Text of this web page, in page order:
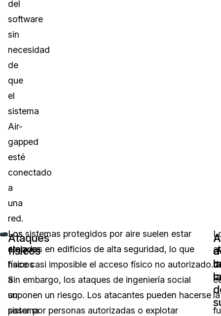
del
software
sin
necesidad
de
que
el
sistema
Air-
gapped
esté
conectado
a
una
red.
Ataques
físicos
Los
ataques
físicos
a
un
sistema
Los sistemas protegidos por aire suelen estar
alojados en edificios de alta seguridad, lo que
hace casi imposible el acceso físico no autorizado.
Sin embargo, los ataques de ingeniería social
suponen un riesgo. Los atacantes pueden hacerse
pasar por personas autorizadas o explotar
a
la